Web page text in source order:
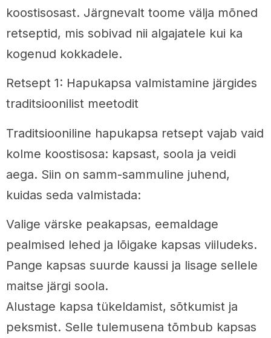
koostisosast. Järgnevalt toome välja mõned
retseptid, mis sobivad nii algajatele kui ka
kogenud kokkadele.
Retsept 1: Hapukapsa valmistamine järgides
traditsioonilist meetodit
Traditsiooniline hapukapsa retsept vajab vaid
kolme koostisosa: kapsast, soola ja veidi
aega. Siin on samm-sammuline juhend,
kuidas seda valmistada:
Valige värske peakapsas, eemaldage
pealmised lehed ja lõigake kapsas viiludeks.
Pange kapsas suurde kaussi ja lisage sellele
maitse järgi soola.
Alustage kapsa tükeldamist, sõtkumist ja
peksmist. Selle tulemusena tõmbub kapsas